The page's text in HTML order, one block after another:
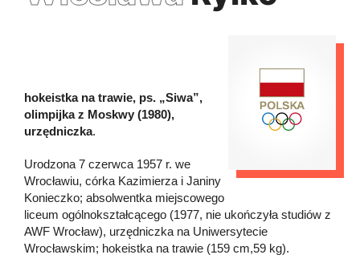
hokeistka na trawie, ps. „Siwa”,
olimpijka z Moskwy (1980),
urzędniczka.
Urodzona 7 czerwca 1957 r. we
Wrocławiu, córka Kazimierza i Janiny
Konieczko; absolwentka miejscowego
liceum ogólnokształcącego (1977, nie ukończyła studiów z
AWF Wrocław), urzędniczka na Uniwersytecie
Wrocławskim; hokeistka na trawie (159 cm,59 kg).